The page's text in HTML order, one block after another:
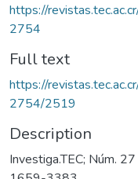
https://
2754
Full text
https://
2754/2519
Description
Investiga.TEC; Núm.